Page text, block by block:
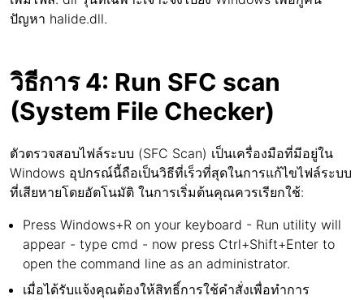
ปัญหา halide.dll.
วิธีการ 4: Run SFC scan
(System File Checker)
ตัวตรวจสอบไฟล์ระบบ (SFC Scan) เป็นเครื่องมือที่มีอยู่ใน
Windows อุปกรณ์นี้ถือเป็นวิธีที่เร็วที่สุดในการแก้ไขไฟล์ระบบ
ที่เสียหายโดยอัตโนมัติ ในการเริ่มต้นคุณควรเรียกใช้:
Press Windows+R on your keyboard - Run utility will
appear - type cmd - now press Ctrl+Shift+Enter to
open the command line as an administrator.
เมื่อได้รับแจ้งคุณต้องให้สิทธิ์การใช้คำสั่งเพื่อทำการ